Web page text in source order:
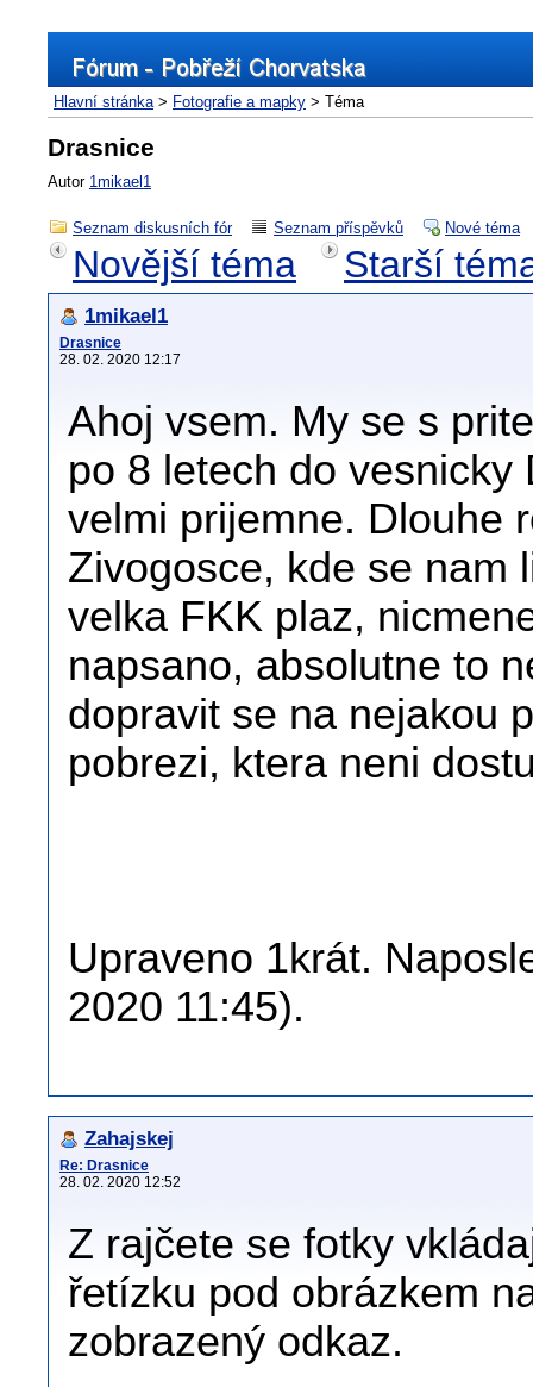
Hlavní stránka> Fotografie a mapky > Téma
Drasnice
Autor 1mikael1
Seznam diskusních fór Seznam příspěvků Nové téma
Novější téma Starší
1mikael1
Drasnice
28. 02. 2020 12:17
Ahoj vsem. My se s
po 8 letech do
velmi prijemne. Dlouhe
Zivogosce, kde se nam
velka FKK plaz,
napsano, absolutne to
dopravit se na nejakou
pobrezi, ktera neni
Upraveno 1krát.
2020 11:45).
Zahajskej
Re: Drasnice
28. 02. 2020 12:52
Z rajčete se fotky
řetízku pod obrázkem
zobrazený odkaz.